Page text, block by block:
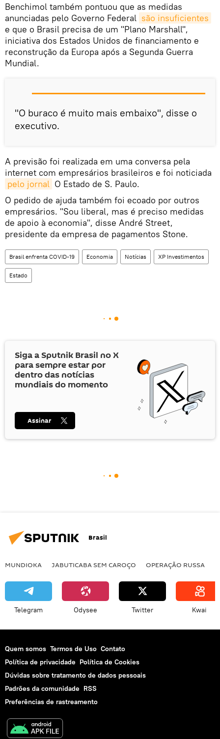
Benchimol também pontuou que as medidas
anunciadas pelo Governo Federal são insuficientes
e que o Brasil precisa de um "Plano Marshall",
iniciativa dos Estados Unidos de financiamento e
reconstrução da Europa após a Segunda Guerra
Mundial.
"O buraco é muito mais embaixo", disse o
executivo.
A previsão foi realizada em uma conversa pela
internet com empresários brasileiros e foi noticiada
pelo jornal O Estado de S. Paulo.
O pedido de ajuda também foi ecoado por outros
empresários. "Sou liberal, mas é preciso medidas
de apoio à economia", disse André Street,
presidente da empresa de pagamentos Stone.
Brasil enfrenta COVID-19 Economia Notícias XP Investimentos
Estado
Siga a Sputnik Brasil noX
para sempre estar por
dentro das notícias
mundiais do momento
Assinar
Brasil
MUNDIOKA JABUTICABA SEM CAROÇO OPERAÇÃO RUSSA
Telegram Odysee Twitter Kwai
Quem somos Termos de Uso Contato
Política de privacidade Política de Cookies
Dúvidas sobre tratamento de dados pessoais
Padrões da comunidade RSS
Preferências de rastreamento